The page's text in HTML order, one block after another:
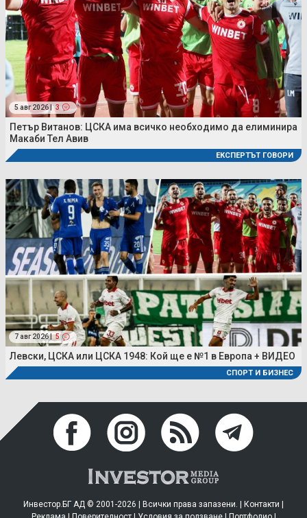
5 авг 2026 | 3
Петър Витанов: ЦСКА има всичко необходимо да елиминира
Макаби Тел Авив
ЕКСПЕРТЪТ ГОВОРИ
7 авг 2026 | 5
Левски, ЦСКА или ЦСКА 1948: Кой ще е №1 в Европа + ВИДЕО
СПОРТ И БИЗНЕС
Инвестор.БГ АД © 2001-2026 | Всички права запазени. | Контакти